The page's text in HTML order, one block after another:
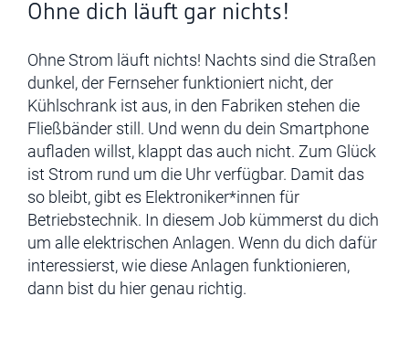
Ohne dich läuft gar nichts!
Ohne Strom läuft nichts! Nachts sind die Straßen
dunkel, der Fernseher funktioniert nicht, der
Kühlschrank ist aus, in den Fabriken stehen die
Fließbänder still. Und wenn du dein Smartphone
aufladen willst, klappt das auch nicht. Zum Glück
ist Strom rund um die Uhr verfügbar. Damit das
so bleibt, gibt es Elektroniker*innen für
Betriebstechnik. In diesem Job kümmerst du dich
um alle elektrischen Anlagen. Wenn du dich dafür
interessierst, wie diese Anlagen funktionieren,
dann bist du hier genau richtig.